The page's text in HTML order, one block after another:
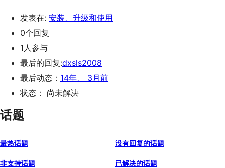
发表在: 安装、升级和使用
0个回复
1人参与
最后的回复:dxsls2008
最后动态： 14年、 3月前
状态： 尚未解决
话题
最热话题 没有回复的话题
非支持话题 已解决的话题